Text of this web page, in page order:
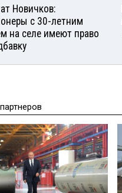
Новичков:
с 30-летним
на селе имеют право